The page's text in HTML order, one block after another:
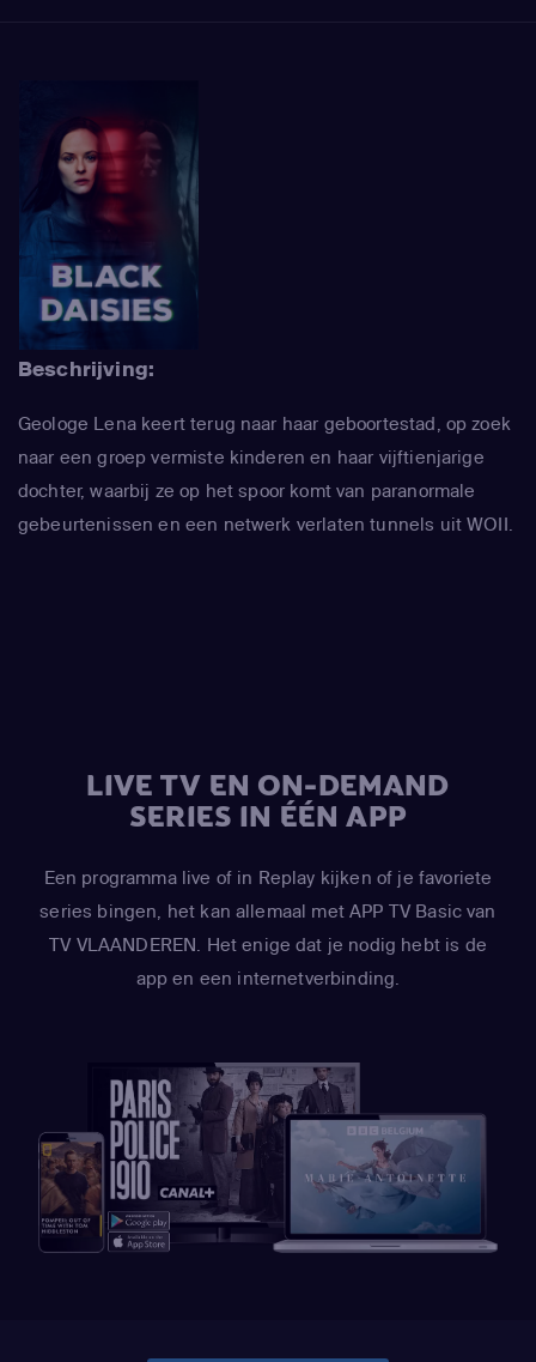
Beschrijving:
Geologe Lena keert terug naar haar geboortestad, op zoek
naar een groep vermiste kinderen en haar vijftienjarige
dochter, waarbij ze op het spoor komt van paranormale
gebeurtenissen en een netwerk verlaten tunnels uit WOII.
LIVE TV EN ON-DEMAND
SERIES IN ÉÉN APP
Een programma live of in Replay kijken of je favoriete
series bingen, het kan allemaal met APP TV Basic van
TV VLAANDEREN. Het enige dat je nodig hebt is de
app en een internetverbinding.